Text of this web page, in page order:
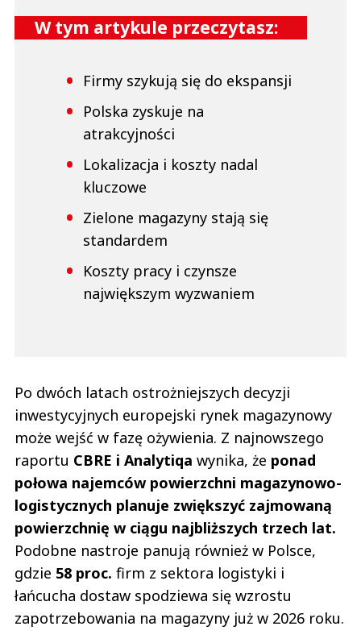
W tym artykule przeczytasz:
Firmy szykują się do ekspansji
Polska zyskuje na
atrakcyjności
Lokalizacja i koszty nadal
kluczowe
Zielone magazyny stają się
standardem
Koszty pracy i czynsze
największym wyzwaniem
Po dwóch latach ostrożniejszych decyzji
inwestycyjnych europejski rynek magazynowy
może wejść w fazę ożywienia. Z najnowszego
raportu CBRE i Analytiqa wynika, że ponad
połowa najemców powierzchni magazynowo-
logistycznych planuje zwiększyć zajmowaną
powierzchnię w ciągu najbliższych trzech lat.
Podobne nastroje panują również w Polsce,
gdzie 58 proc. firm z sektora logistyki i
łańcucha dostaw spodziewa się wzrostu
zapotrzebowania na magazyny już w 2026 roku.